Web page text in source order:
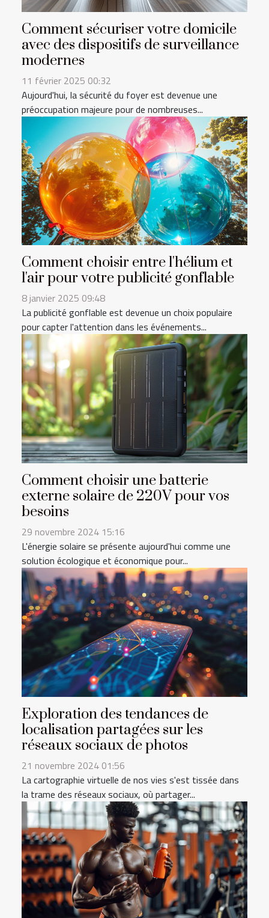
Comment sécuriser votre domicile
avec des dispositifs de surveillance
modernes
11 février 2025 00:32
Aujourd'hui, la sécurité du foyer est devenue une
préoccupation majeure pour de nombreuses...
Comment choisir entre l'hélium et
l'air pour votre publicité gonflable
8 janvier 2025 09:48
La publicité gonflable est devenue un choix populaire
pour capter l'attention dans les événements...
Comment choisir une batterie
externe solaire de 220V pour vos
besoins
29 novembre 2024 15:16
L'énergie solaire se présente aujourd'hui comme une
solution écologique et économique pour...
Exploration des tendances de
localisation partagées sur les
réseaux sociaux de photos
21 novembre 2024 01:56
La cartographie virtuelle de nos vies s'est tissée dans
la trame des réseaux sociaux, où partager...